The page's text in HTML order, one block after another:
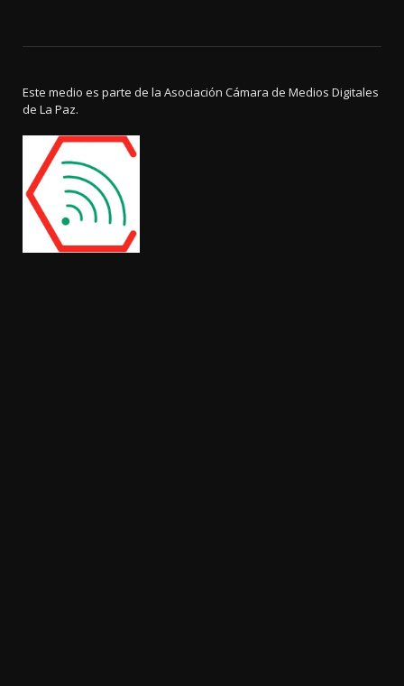
Este medio es parte de la Asociación Cámara de Medios Digitales
de La Paz.